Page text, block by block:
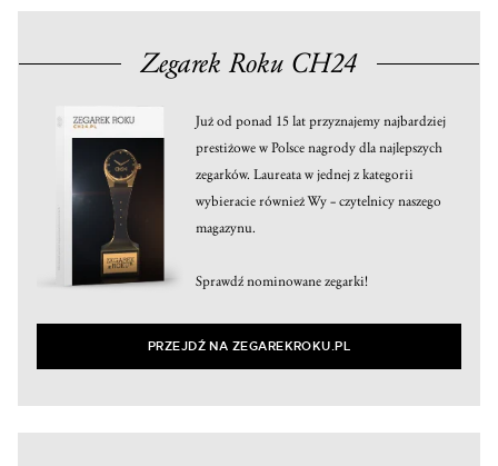
Zegarek Roku CH24
Już od ponad 15 lat przyznajemy najbardziej
prestiżowe w Polsce nagrody dla najlepszych
zegarków. Laureata w jednej z kategorii
wybieracie również Wy – czytelnicy naszego
magazynu.
Sprawdź nominowane zegarki!
PRZEJDŹ NA ZEGAREKROKU.PL